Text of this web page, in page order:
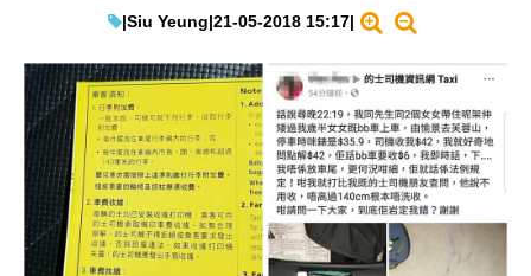
教學評測
EduTech
IT Times
生成式AI與雲端應用
Enterprise Digital Transformation
|Siu Yeung|21-05-2018 15:17|